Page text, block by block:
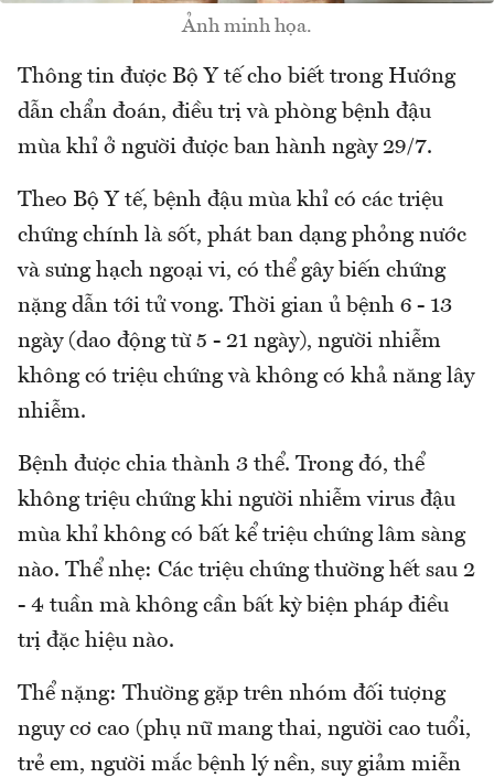
Ảnh minh họa.
Thông tin được Bộ Y tế cho biết trong Hướng
dẫn chẩn đoán, điều trị và phòng bệnh đậu
mùa khỉ ở người được ban hành ngày 29/7.
Theo Bộ Y tế, bệnh đậu mùa khỉ có các triệu
chứng chính là sốt, phát ban dạng phỏng nước
và sưng hạch ngoại vi, có thể gây biến chứng
nặng dẫn tới tử vong. Thời gian ủ bệnh 6 - 13
ngày (dao động từ 5 - 21 ngày), người nhiễm
không có triệu chứng và không có khả năng lây
nhiễm.
Bệnh được chia thành 3 thể. Trong đó, thể
không triệu chứng khi người nhiễm virus đậu
mùa khỉ không có bất kể triệu chứng lâm sàng
nào. Thể nhẹ: Các triệu chứng thường hết sau 2
- 4 tuần mà không cần bất kỳ biện pháp điều
trị đặc hiệu nào.
Thể nặng: Thường gặp trên nhóm đối tượng
nguy cơ cao (phụ nữ mang thai, người cao tuổi,
trẻ em, người mắc bệnh lý nền, suy giảm miễn